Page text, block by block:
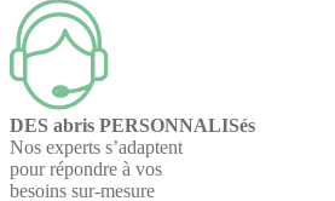
DES abris PERSONNALISés
Nos experts s’adaptent
pour répondre à vos
besoins sur-mesure